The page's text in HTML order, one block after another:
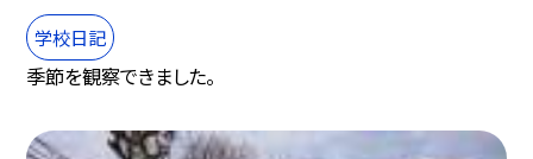
学校日記
季節を観察できました。